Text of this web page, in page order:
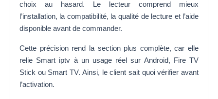
choix au hasard. Le lecteur comprend mieux
l’installation, la compatibilité, la qualité de lecture et l’aide
disponible avant de commander.
Cette précision rend la section plus complète, car elle
relie Smart iptv à un usage réel sur Android, Fire TV
Stick ou Smart TV. Ainsi, le client sait quoi vérifier avant
l’activation.